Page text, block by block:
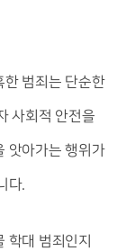
한 범죄는 단순한
사회적 안전을
앗아가는 행위가
다.
학대 범죄인지